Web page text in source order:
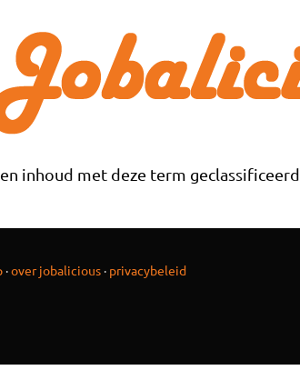
inhoud met deze term geclassificeerd.
·over jobalicious· privacybeleid